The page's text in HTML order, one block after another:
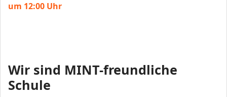
um 12:00 Uhr
Wir sind MINT-freundliche
Schule